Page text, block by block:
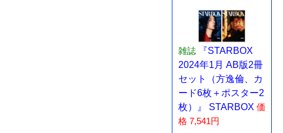
雑誌
『STARBOX
2024年1月 AB版2冊
セット（方逸倫、カ
ード6枚＋ポスター2
枚）』 STARBOX 価
格 7,541円